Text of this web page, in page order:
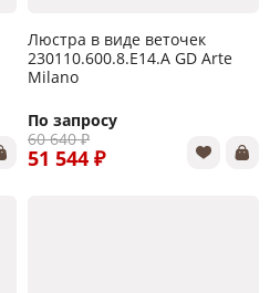
Люстра в виде веточек
230110.600.8.E14.A GD Arte
Milano
По запросу
60 640 ₽
51 544 ₽